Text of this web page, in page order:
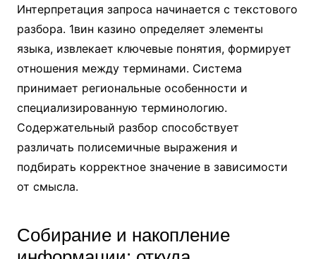
Интерпретация запроса начинается с текстового
разбора. 1вин казино определяет элементы
языка, извлекает ключевые понятия, формирует
отношения между терминами. Система
принимает региональные особенности и
специализированную терминологию.
Содержательный разбор способствует
различать полисемичные выражения и
подбирать корректное значение в зависимости
от смысла.
Собирание и накопление